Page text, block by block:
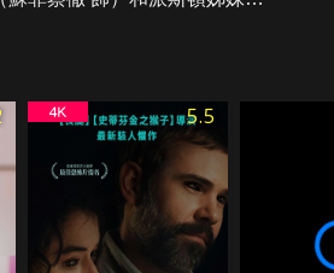
對兩人信仰的考驗，她們必
天……。
5.5